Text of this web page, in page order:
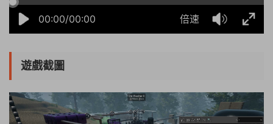
00:00/00:00 倍速
遊戲截圖